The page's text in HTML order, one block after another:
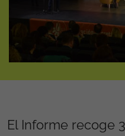
El Informe recoge